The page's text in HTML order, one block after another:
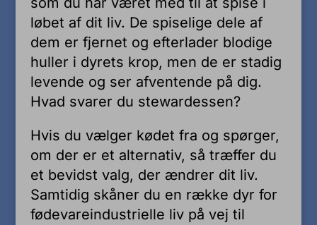
løbet af dit liv. De spiselige dele af
dem er fjernet og efterlader blodige
huller i dyrets krop, men de er stadig
levende og ser afventende på dig.
Hvad svarer du stewardessen?
Hvis du vælger kødet fra og spørger,
om der er et alternativ, så træffer du
et bevidst valg, der ændrer dit liv.
Samtidig skåner du en række dyr for
fødevareindustrielle liv på vej til